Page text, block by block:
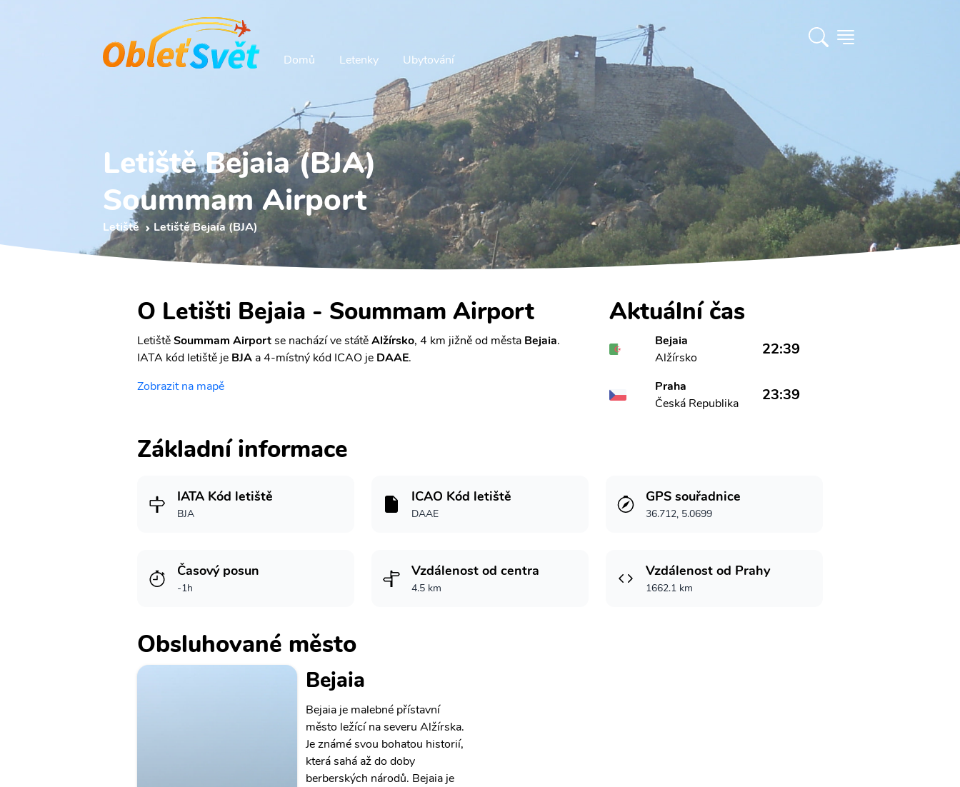
Domů Letenky Ubytování
Letiště Bejaia (BJA)
Soummam Airport
Letiště Letiště Bejaia (BJA)
O Letišti Bejaia - Soummam Airport
LetištěSoummam Airportse nachází ve státěAlžírsko, 4 km jižně od města Bejaia.
IATA kód letiště je BJA a 4-místný kód ICAO je DAAE.
Zobrazit na mapě
Aktuální čas
Bejaia
Alžírsko
22:39
Praha
Česká Republika
23:39
Základní informace
IATA Kód letiště
BJA
ICAO Kód letiště
DAAE
GPS souřadnice
36.712, 5.0699
Časový posun
-1h
Vzdálenost od centra
4.5 km
Vzdálenost od Prahy
1662.1 km
Obsluhované město
Bejaia
Bejaia je malebné přístavní
město ležící na severu Alžírska.
Je známé svou bohatou historií,
která sahá až do doby
berberských národů. Bejaia je